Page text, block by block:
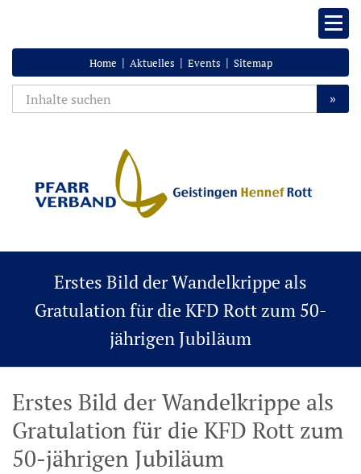
Home | Aktuelles | Events | Sitemap
»
Erstes Bild der Wandelkrippe als
Gratulation für die KFD Rott zum 50-
jährigen Jubiläum
Erstes Bild der Wandelkrippe als
Gratulation für die KFD Rott zum
50-jährigen Jubiläum